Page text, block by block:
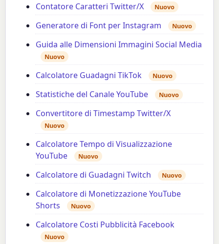
Contatore Caratteri Twitter/X Nuovo
Generatore di Font per Instagram Nuovo
Guida alle Dimensioni Immagini Social Media
Nuovo
Calcolatore Guadagni TikTok Nuovo
Statistiche del Canale YouTube Nuovo
Convertitore di Timestamp Twitter/X
Nuovo
Calcolatore Tempo di Visualizzazione
YouTube
Nuovo
Calcolatore di Guadagni Twitch Nuovo
Calcolatore di Monetizzazione YouTube
Shorts
Nuovo
Calcolatore Costi Pubblicità Facebook
Nuovo